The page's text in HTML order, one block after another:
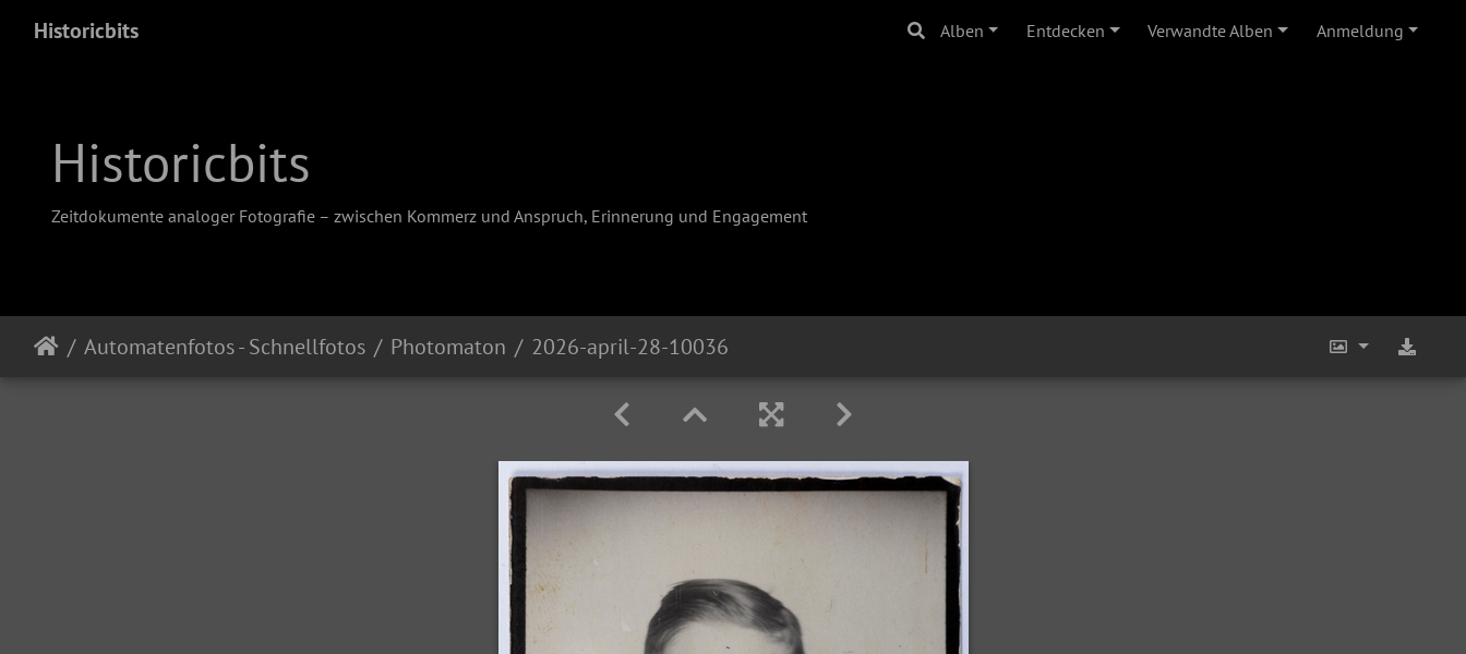
Historicbits Alben Entdecken Verwandte Alben Anmeldung
Historicbits
Zeitdokumente analoger Fotografie – zwischen Kommerz und Anspruch, Erinnerung und Engagement
Automatenfotos - Schnellfotos Photomaton 2026-april-28-10036